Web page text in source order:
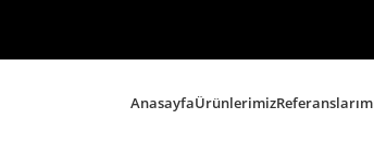
AnasayfaÜrünlerimiz